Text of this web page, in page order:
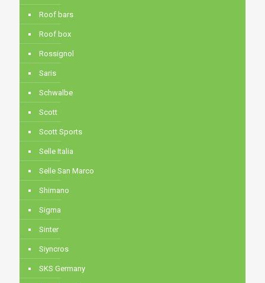
Roof bars
Roof box
Rossignol
Saris
Schwalbe
Scott
Scott Sports
Selle Italia
Selle San Marco
Shimano
Sigma
Sinter
Siyncros
SKS Germany